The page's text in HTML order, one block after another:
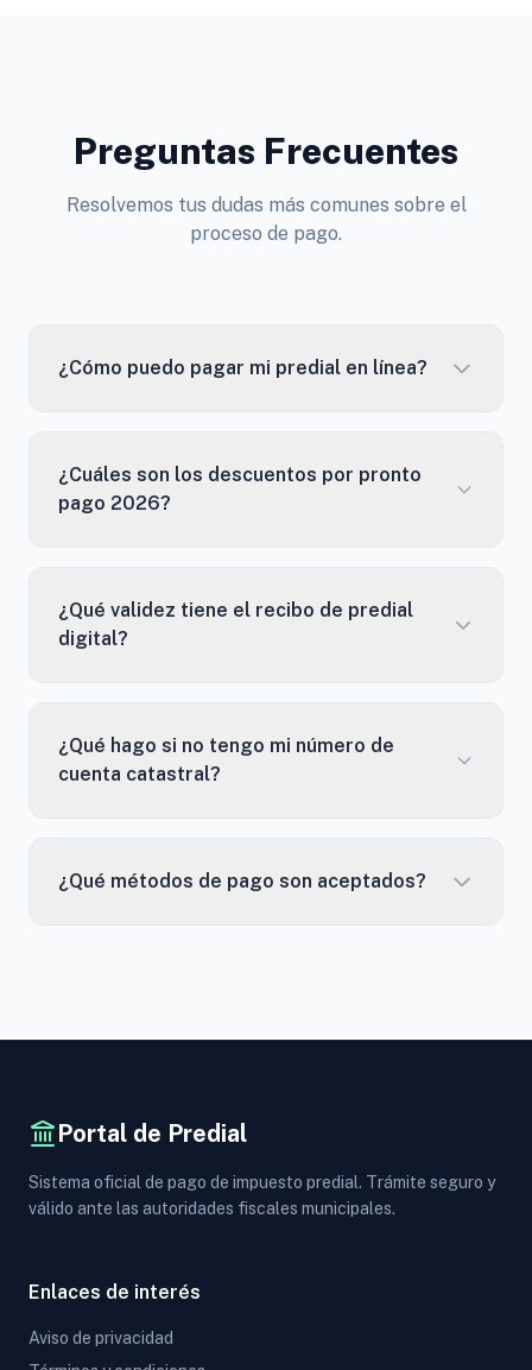
Preguntas Frecuentes
Resolvemos tus dudas más comunes sobre el
proceso de pago.
¿Cómo puedo pagar mi predial en línea?
¿Cuáles son los descuentos por pronto
pago 2026?
¿Qué validez tiene el recibo de predial
digital?
¿Qué hago si no tengo mi número de
cuenta catastral?
¿Qué métodos de pago son aceptados?
Portal de Predial
Sistema oficial de pago de impuesto predial. Trámite seguro y
válido ante las autoridades fiscales municipales.
Enlaces de interés
Aviso de privacidad